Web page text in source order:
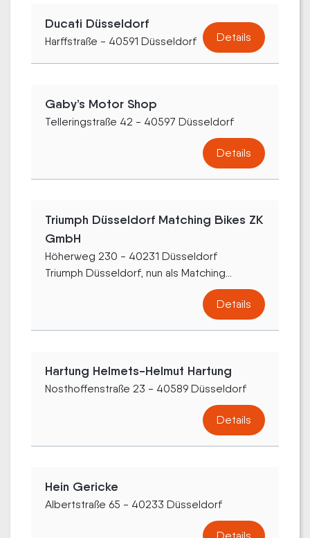
Ducati Düsseldorf
Harffstraße - 40591 Düsseldorf Details
Gaby’s Motor Shop
Telleringstraße 42 - 40597 Düsseldorf
Details
Triumph Düsseldorf Matching Bikes ZK
GmbH
Höherweg 230 - 40231 Düsseldorf
Triumph Düsseldorf, nun als Matching...
Details
Hartung Helmets-Helmut Hartung
Nosthoffenstraße 23 - 40589 Düsseldorf
Details
Hein Gericke
Albertstraße 65 - 40233 Düsseldorf
Details